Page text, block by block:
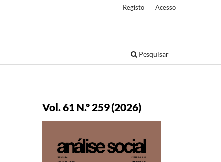
Pesquisar
Registo Acesso
Vol. 61 N.º 259 (2026)